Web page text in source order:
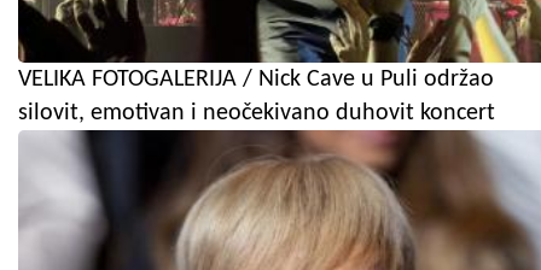
VELIKA FOTOGALERIJA / Nick Cave u Puli održao
silovit, emotivan i neočekivano duhovit koncert